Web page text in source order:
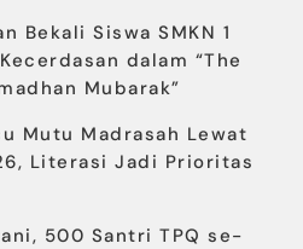
Bekali Siswa SMKN 1
dalam “The
Mubarak”
Mutu Madrasah Lewat
Literasi Jadi Prioritas
500 Santri TPQ se-